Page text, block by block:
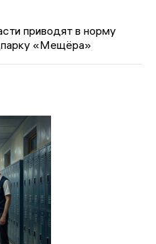
приводят в норму
«Мещёра»